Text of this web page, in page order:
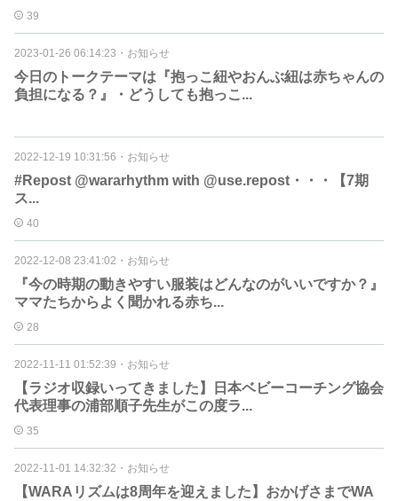
39
2023-01-26 06:14:23 ・ お知らせ
今日のトークテーマは『抱っこ紐やおんぶ紐は赤ちゃんの
負担になる？』・どうしても抱っこ...
2022-12-19 10:31:56 ・ お知らせ
#Repost @wararhythm with @use.repost・・・【7期
ス...
40
2022-12-08 23:41:02 ・ お知らせ
『今の時期の動きやすい服装はどんなのがいいですか？』
ママたちからよく聞かれる赤ち...
28
2022-11-11 01:52:39 ・ お知らせ
【ラジオ収録いってきました】日本ベビーコーチング協会
代表理事の浦部順子先生がこの度ラ...
35
2022-11-01 14:32:32 ・ お知らせ
【WARAリズムは8周年を迎えました】おかげさまでWA